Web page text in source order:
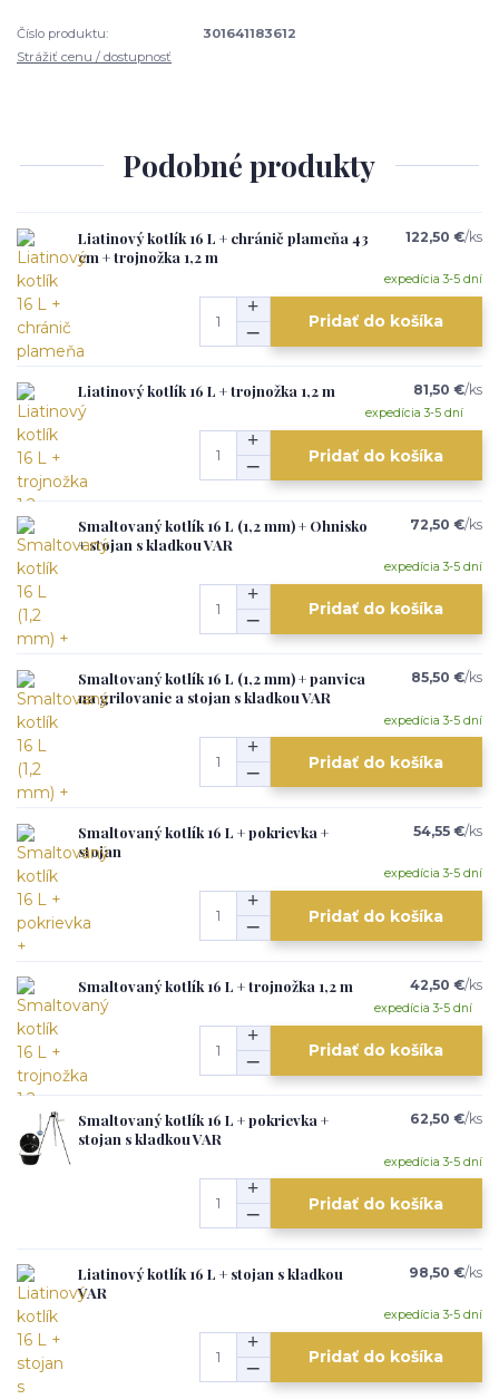
Číslo produktu:
301641183612
Strážiť cenu / dostupnosť
Podobné produkty
Liatinový kotlík 16 L + chránič plameňa 43
cm + trojnožka 1,2 m
122,50 €/ks
expedícia 3-5 dní
Pridať do košíka
Liatinový kotlík 16 L + trojnožka 1,2 m 81,50 €/ks
expedícia 3-5 dní
Pridať do košíka
Smaltovaný kotlík 16 L (1,2 mm) + Ohnisko
+ stojan s kladkou VAR
72,50 €/ks
expedícia 3-5 dní
Pridať do košíka
Smaltovaný kotlík 16 L (1,2 mm) + panvica
na grilovanie a stojan s kladkou VAR
85,50 €/ks
expedícia 3-5 dní
Pridať do košíka
Smaltovaný kotlík 16 L + pokrievka +
stojan
54,55 €/ks
expedícia 3-5 dní
Pridať do košíka
Smaltovaný kotlík 16 L + trojnožka 1,2 m 42,50 €/ks
expedícia 3-5 dní
Pridať do košíka
Smaltovaný kotlík 16 L + pokrievka +
stojan s kladkou VAR
62,50 €/ks
expedícia 3-5 dní
Pridať do košíka
Liatinový kotlík 16 L + stojan s kladkou
VAR
98,50 €/ks
expedícia 3-5 dní
Pridať do košíka